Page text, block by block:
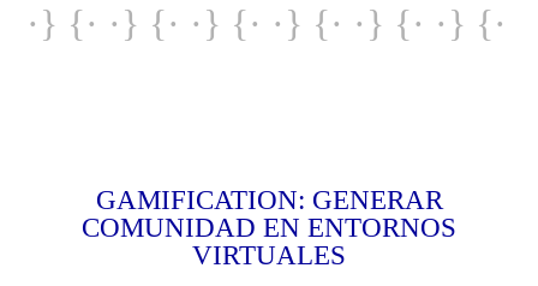
·} {· ·} {· ·} {· ·} {· ·} {· ·} {·
·} {· ·} {· ·} {· ·} {· ·} {· ·} {·
·} {· ·} {· ·} {· ·} {· ·} {· ·} {·
GAMIFICATION: GENERAR
COMUNIDAD EN ENTORNOS
VIRTUALES